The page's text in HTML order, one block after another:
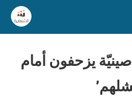
يزحفون أمام